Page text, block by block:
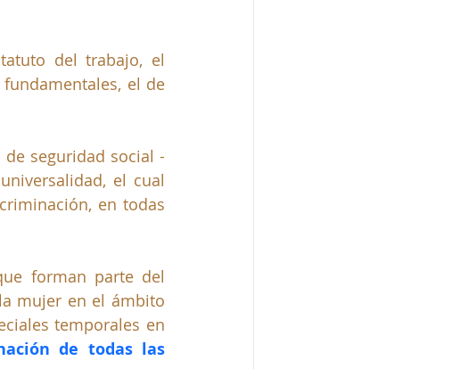
del trabajo, el
el de
seguridad social -
el cual
en todas
forman parte del
mujer en el ámbito
temporales en
de todas las